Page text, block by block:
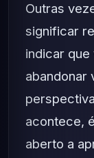
Outras
significar
indicar
abandonar
acontece,
aberto a